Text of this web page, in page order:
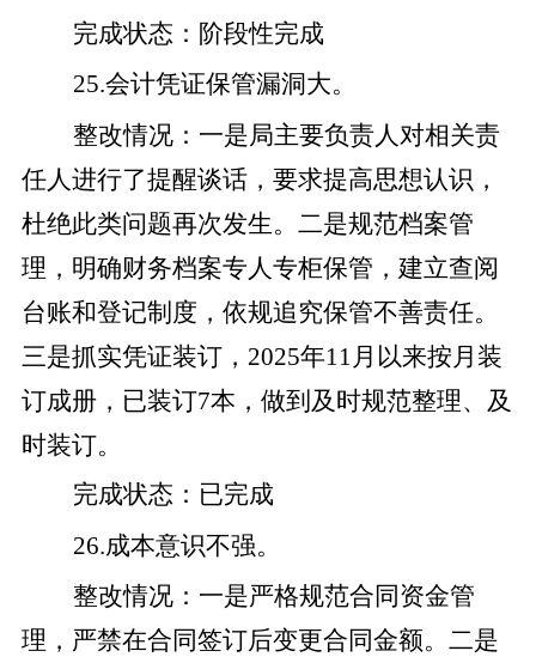
完成状态 ： 阶段性完成
25.会计凭证保管漏洞大。
整改情况： 一是局主要负责人对相关责
任人进行了提醒谈话，要求提高思想认识，
杜绝此类问题再次发生。 二是规范档案管
理，明确财务档案专人专柜保管，建立查阅
台账和登记制度，依规追究保管不善责任。
三是抓实凭证装订， 2025年11 月以来按月装
订成册， 已装订7本， 做到及时规范整理、及
时装订。
完成状态 ： 已完成
26.成本意识不强。
整改情况： 一是严格规范合同资金管
理，严禁在合同签订后变更合同金额。 二是